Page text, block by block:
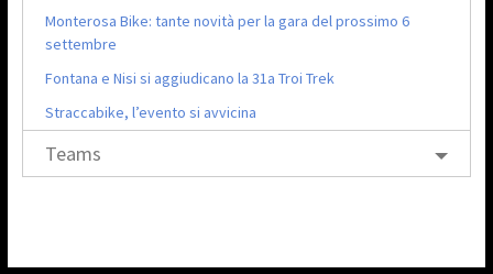
Monterosa Bike: tante novità per la gara del prossimo 6
settembre
Fontana e Nisi si aggiudicano la 31a Troi Trek
Straccabike, l’evento si avvicina
Teams